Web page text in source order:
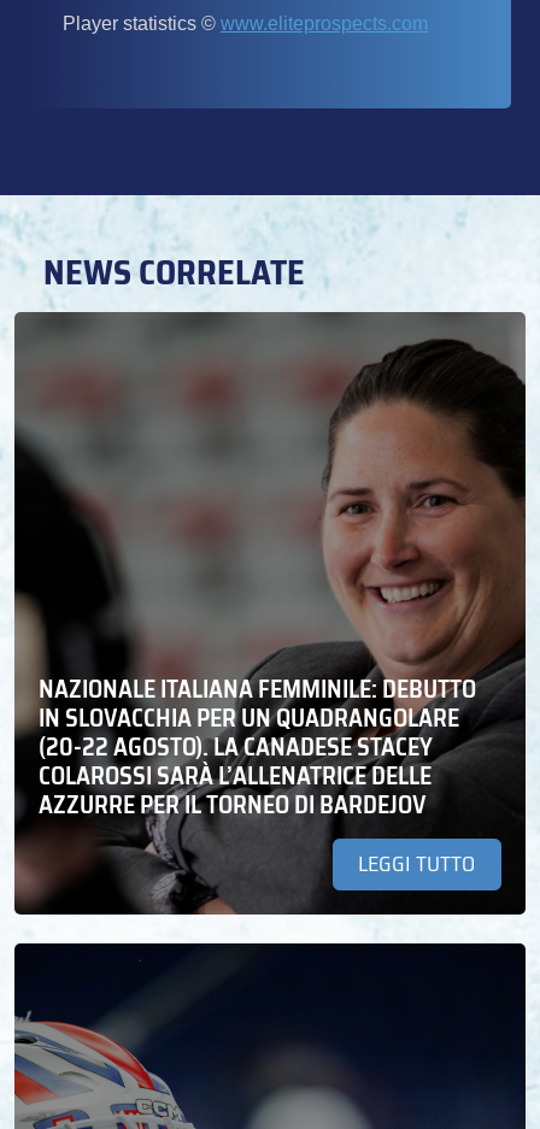
NEWS CORRELATE
NAZIONALE ITALIANA FEMMINILE: DEBUTTO
IN SLOVACCHIA PER UN QUADRANGOLARE
(20-22 AGOSTO). LA CANADESE STACEY
COLAROSSI SARÀ L’ALLENATRICE DELLE
AZZURRE PER IL TORNEO DI BARDEJOV
LEGGI TUTTO